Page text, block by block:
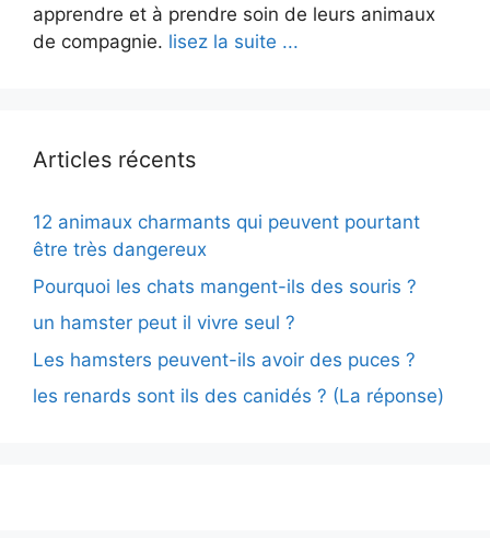
apprendre et à prendre soin de leurs animaux
de compagnie. lisez la suite ...
Articles récents
12 animaux charmants qui peuvent pourtant
être très dangereux
Pourquoi les chats mangent-ils des souris ?
un hamster peut il vivre seul ?
Les hamsters peuvent-ils avoir des puces ?
les renards sont ils des canidés ? (La réponse)